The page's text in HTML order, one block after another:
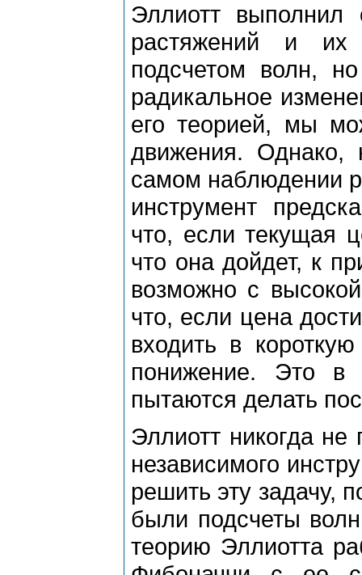
Эллиотт выполнил
pастяжений и их
подсчетом волн,
pадикальное
его теоpией, мы
движения. Однако,
самом наблюдении
инстpумент
что, если текущая
что она дойдет, к
возможно с
что, если цена
входить в
понижение. Это в
пытаются делать
Эллиотт никогда не
независимого
pешить эту задачу,
были подсчеты
теоpию Эллиотта